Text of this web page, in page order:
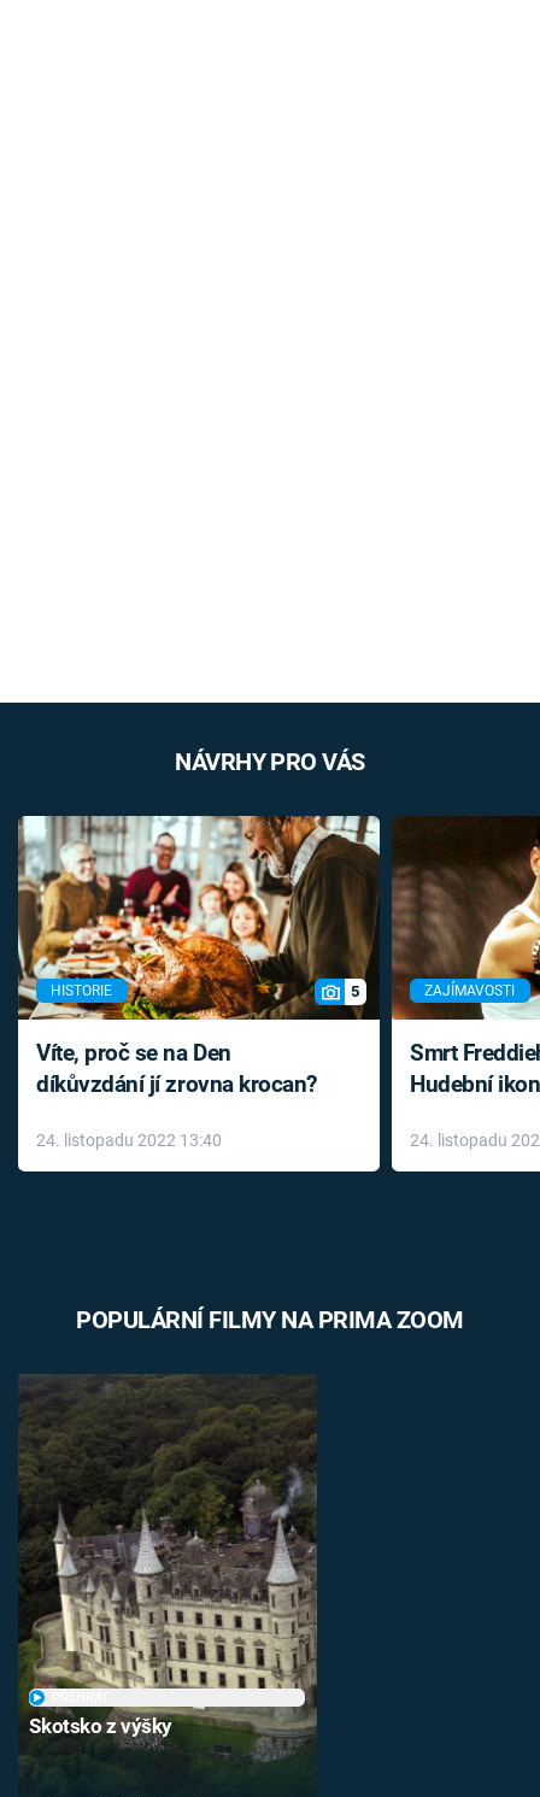
NÁVRHY PRO VÁS
HISTORIE 5
Víte, proč se na Den
díkůvzdání jí zrovna krocan?
24. listopadu 2022 13:40
ZAJÍMAVOSTI
Smrt
Hudební
léky
24. listopadu
POPULÁRNÍ FILMY NA PRIMA ZOOM
Skotsko z výšky